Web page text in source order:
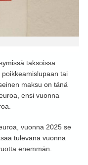
taksoissa
tai
maksu on tänä
ensi vuonna
vuonna 2025 se
tulevana vuonna
enemmän.